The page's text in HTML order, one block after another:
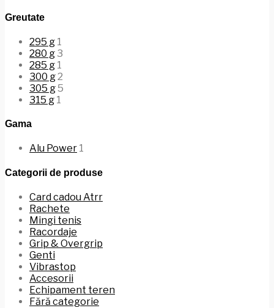
Greutate
295 g 1
280 g3
285 g 1
300 g2
305 g5
315 g 1
Gama
Alu Power 1
Categorii de produse
Card cadou Atrr
Rachete
Mingi tenis
Racordaje
Grip & Overgrip
Genti
Vibrastop
Accesorii
Echipament teren
Fără categorie